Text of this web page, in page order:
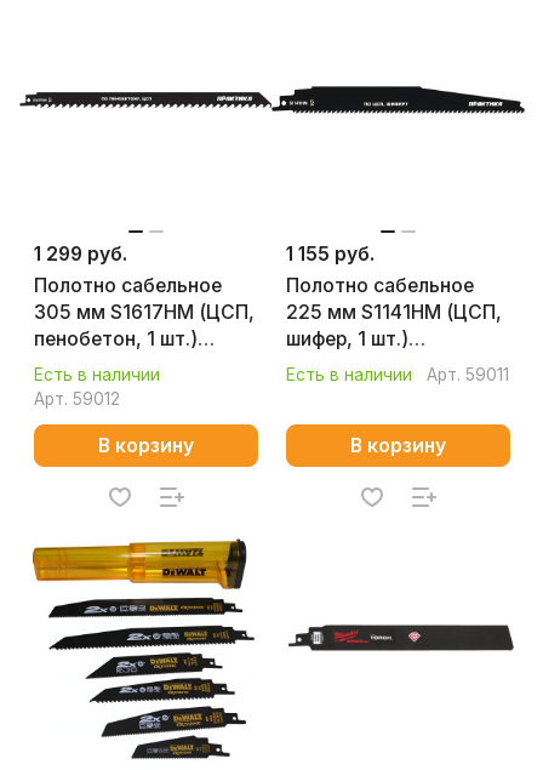
1 299 руб.
Полотно сабельное
305 мм S1617HM (ЦСП,
пенобетон, 1 шт.)
ПРАКТИКА 244-353
Есть в наличии
Арт. 59012
В корзину
1 155 руб.
Полотно сабельное
225 мм S1141HM (ЦСП,
шифер, 1 шт.)
ПРАКТИКА 244-346
Есть в наличии Арт. 59011
В корзину